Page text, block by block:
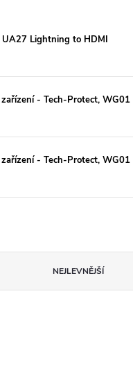
Lightning to HDMI
- Tech-Protect,
- Tech-Protect,
NEJLEVNĚJŠÍ